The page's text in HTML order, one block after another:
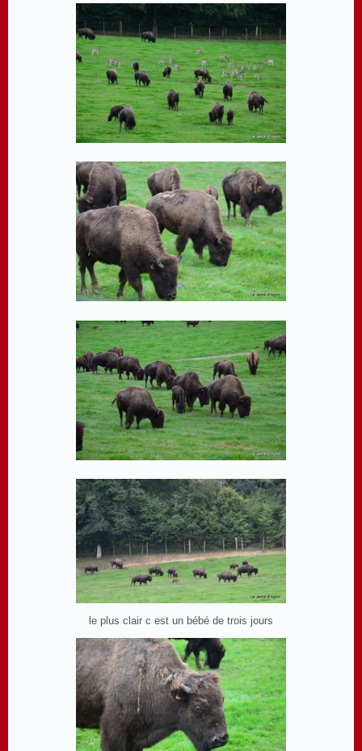
le plus clair c est un bébé de trois jours